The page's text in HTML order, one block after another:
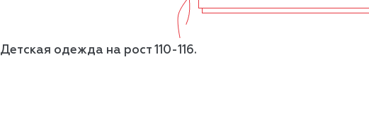
Детская одежда на рост 110-116.